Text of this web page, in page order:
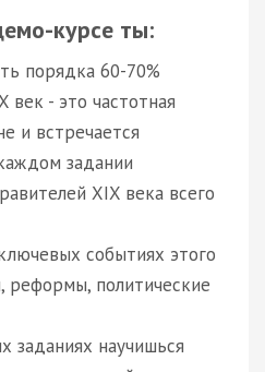
курсе ты:
порядка 60-70%
век - это частотная
и встречается
задании
XIX века всего
событиях этого
реформы, политические
заданиях научишься